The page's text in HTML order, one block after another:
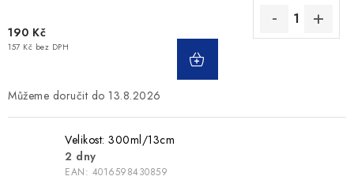
190 Kč
157 Kč bez DPH
13.8.2026
Velikost: 300ml/13cm
2 dny
EAN: 4016598430859